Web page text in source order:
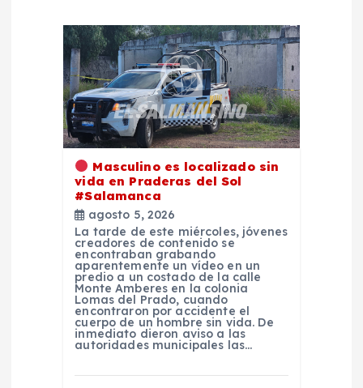
Masculino es localizado sin
vida en Praderas del Sol
#Salamanca
agosto 5, 2026
La tarde de este miércoles, jóvenes
creadores de contenido se
encontraban grabando
aparentemente un vídeo en un
predio a un costado de la calle
Monte Amberes en la colonia
Lomas del Prado, cuando
encontraron por accidente el
cuerpo de un hombre sin vida. De
inmediato dieron aviso a las
autoridades municipales las…